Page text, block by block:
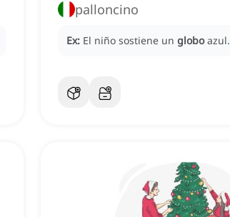
palloncino
Ex: El niño sostiene un globo azul.